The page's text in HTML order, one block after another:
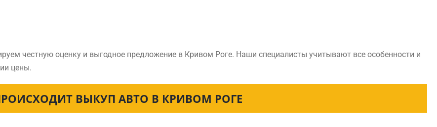
честную оценку и выгодное предложение в Кривом Роге. Наши специалисты учитывают все особенности и
цены.
ВЫКУП АВТО В КРИВОМ РОГЕ